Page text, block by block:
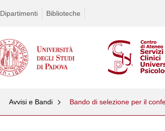
Dipartimenti Biblioteche
Avvisi e Bandi Bando di selezione per il